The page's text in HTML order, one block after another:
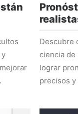
Descubre
ciencia de
lograr
precisos